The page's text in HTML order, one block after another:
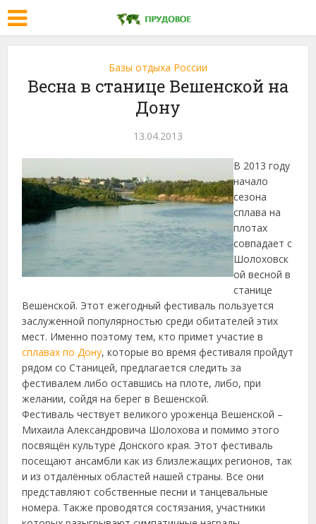
Базы отдыха России
Весна в станице Вешенской на
Дону
13.04.2013
В 2013 году
начало
сезона
сплава на
плотах
совпадает с
Шолоховск
ой весной в
станице
Вешенской. Этот ежегодный фестиваль пользуется
заслуженной популярностью среди обитателей этих
мест. Именно поэтому тем, кто примет участие в
сплавах по Дону, которые во время фестиваля пройдут
рядом со Станицей, предлагается следить за
фестивалем либо оставшись на плоте, либо, при
желании, сойдя на берег в Вешенской.
Фестиваль чествует великого уроженца Вешенской –
Михаила Александровича Шолохова и помимо этого
посвящён культуре Донского края. Этот фестиваль
посещают ансамбли как из близлежащих регионов, так
и из отдалённых областей нашей страны. Все они
представляют собственные песни и танцевальные
номера. Также проводятся состязания, участники